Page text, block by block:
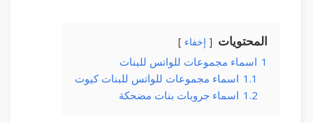
المحتويات إخفاء
1 اسماء مجموعات للواتس للبنات
1.1 اسماء مجموعات للواتس للبنات كيوت
1.2 اسماء جروبات بنات مضحكة